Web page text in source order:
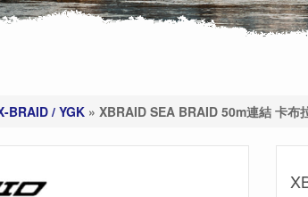
BRAID / YGK » XBRAID SEA BRAID 50m連結 卡布